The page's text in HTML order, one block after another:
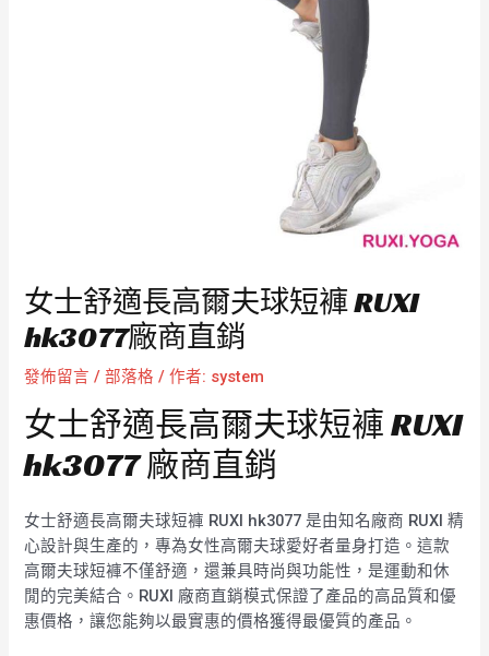
女士舒適長高爾夫球短褲 RUXI
hk3077廠商直銷
發佈留言 /部落格 / 作者: system
女士舒適長高爾夫球短褲 RUXI
hk3077 廠商直銷
女士舒適長高爾夫球短褲 RUXI hk3077 是由知名廠商 RUXI 精
心設計與生產的，專為女性高爾夫球愛好者量身打造。這款
高爾夫球短褲不僅舒適，還兼具時尚與功能性，是運動和休
閒的完美結合。RUXI 廠商直銷模式保證了產品的高品質和優
惠價格，讓您能夠以最實惠的價格獲得最優質的產品。